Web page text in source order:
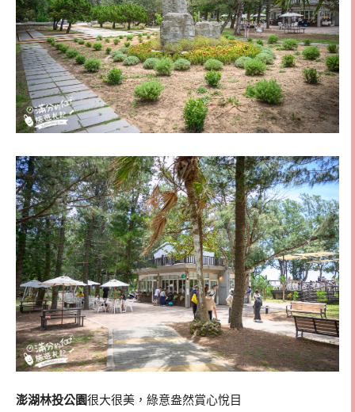
澎湖林投公園很大很美，綠意盎然賞心悅目